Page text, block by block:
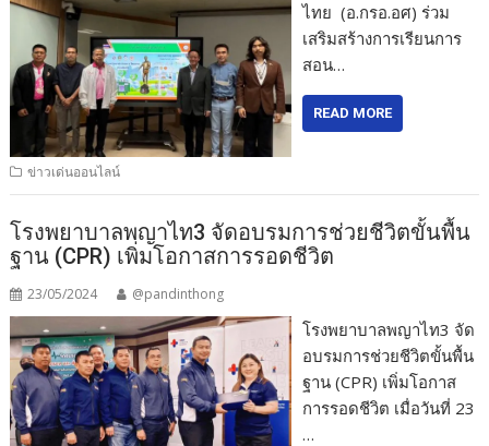
ไทย (อ.กรอ.อศ) ร่วม
เสริมสร้างการเรียนการ
สอน…
READ MORE
ข่าวเด่นออนไลน์
โรงพยาบาลพญาไท3 จัดอบรมการช่วยชีวิตขั้นพื้น
ฐาน (CPR) เพิ่มโอกาสการรอดชีวิต
23/05/2024 @pandinthong
โรงพยาบาลพญาไท3 จัด
อบรมการช่วยชีวิตขั้นพื้น
ฐาน (CPR) เพิ่มโอกาส
การรอดชีวิต เมื่อวันที่ 23
…